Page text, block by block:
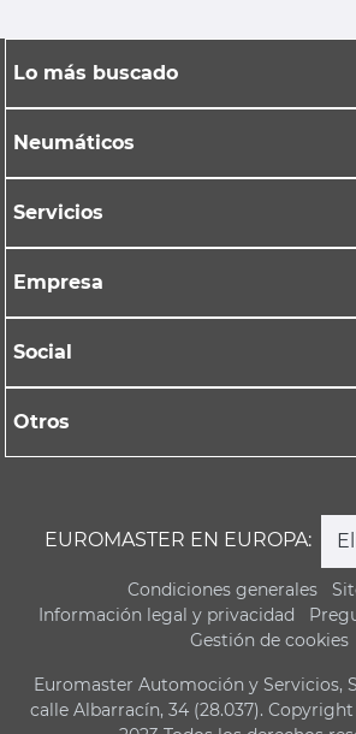
Lo más buscado
Neumáticos
Servicios
Empresa
Social
Otros
EUROMASTER EN EUROPA:
Condiciones generales
Información legal y privacidad
Gestión de cookies
Euromaster Automoción y Servicios,
calle Albarracín, 34 (28.037). Copyright